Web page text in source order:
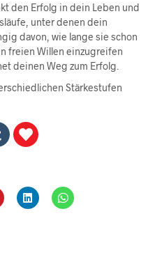
den Erfolg in dein Leben und
unter denen dein
davon, wie lange sie schon
freien Willen einzugreifen
deinen Weg zum Erfolg.
Stärkestufen